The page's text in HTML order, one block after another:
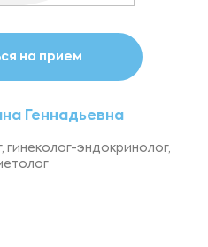
на прием
Геннадьевна
гинеколог-эндокринолог,